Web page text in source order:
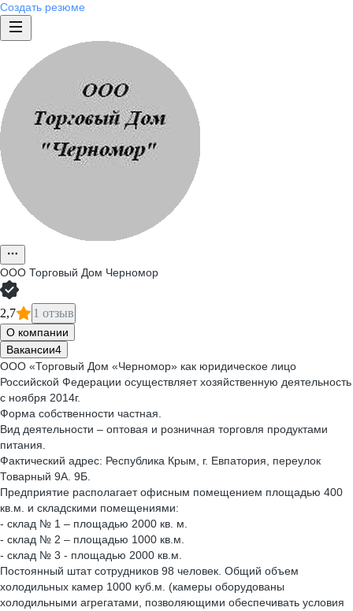
Создать резюме
ООО Торговый Дом Черномор
2,7 1 отзыв
О компании
Вакансии4
ООО «Торговый Дом «Черномор» как юридическое лицо
Российской Федерации осуществляет хозяйственную деятельность
с ноября 2014г.
Форма собственности частная.
Вид деятельности – оптовая и розничная торговля продуктами
питания.
Фактический адрес: Республика Крым, г. Евпатория, переулок
Товарный 9А. 9Б.
Предприятие располагает офисным помещением площадью 400
кв.м. и складскими помещениями:
- склад № 1 – площадью 2000 кв. м.
- склад № 2 – площадью 1000 кв.м.
- склад № 3 - площадью 2000 кв.м.
Постоянный штат сотрудников 98 человек. Общий объем
холодильных камер 1000 куб.м. (камеры оборудованы
холодильными агрегатами, позволяющими обеспечивать условия